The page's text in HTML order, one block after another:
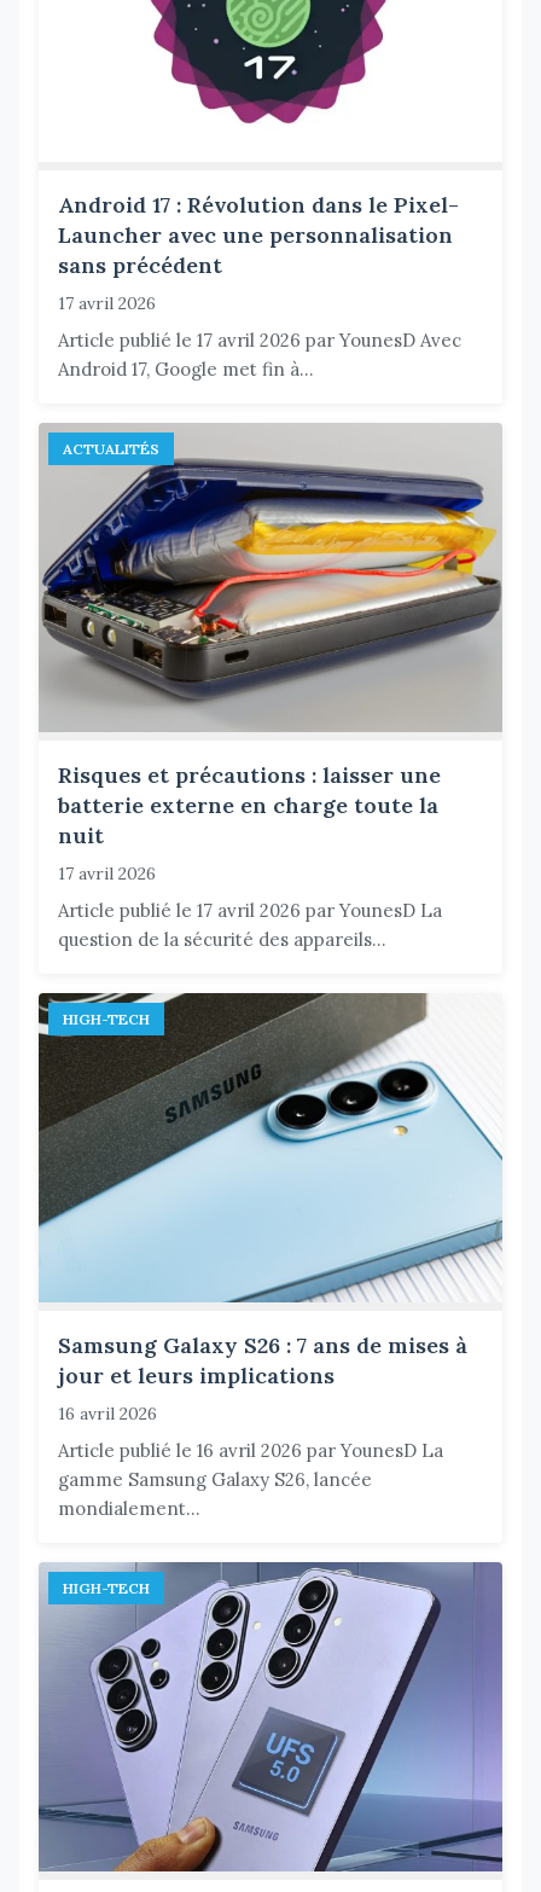
Android 17 : Révolution dans le Pixel-
Launcher avec une personnalisation
sans précédent
17 avril 2026
Article publié le 17 avril 2026 par YounesD Avec
Android 17, Google met fin à...
ACTUALITÉS
Risques et précautions : laisser une
batterie externe en charge toute la
nuit
17 avril 2026
Article publié le 17 avril 2026 par YounesD La
question de la sécurité des appareils...
HIGH-TECH
Samsung Galaxy S26 : 7 ans de mises à
jour et leurs implications
16 avril 2026
Article publié le 16 avril 2026 par YounesD La
gamme Samsung Galaxy S26, lancée
mondialement...
HIGH-TECH